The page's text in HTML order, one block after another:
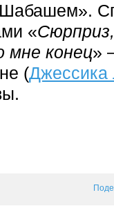
«
мне конец»
(Джессика